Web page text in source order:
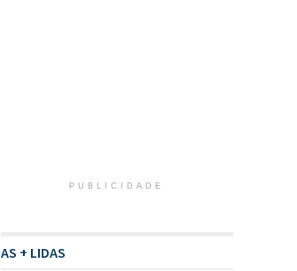
PUBLICIDADE
AS + LIDAS